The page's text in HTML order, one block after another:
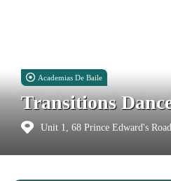
Academias De Baile
Transitions
Unit 1, 68 Prince Edward's